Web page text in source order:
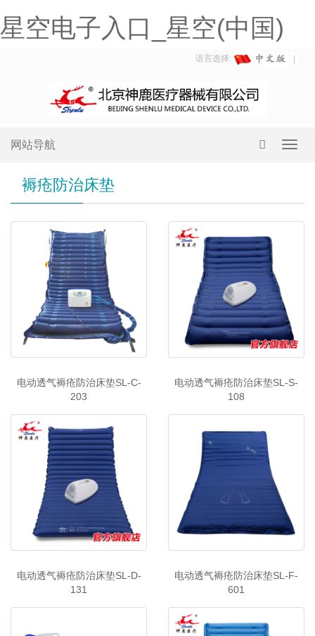
星空电子入口_星空(中国)
语言选择:
网站导航
褥疮防治床垫
电动透气褥疮防治床垫SL-C-
203
电动透气褥疮防治床垫SL-S-
108
电动透气褥疮防治床垫SL-D-
131
电动透气褥疮防治床垫SL-F-
601